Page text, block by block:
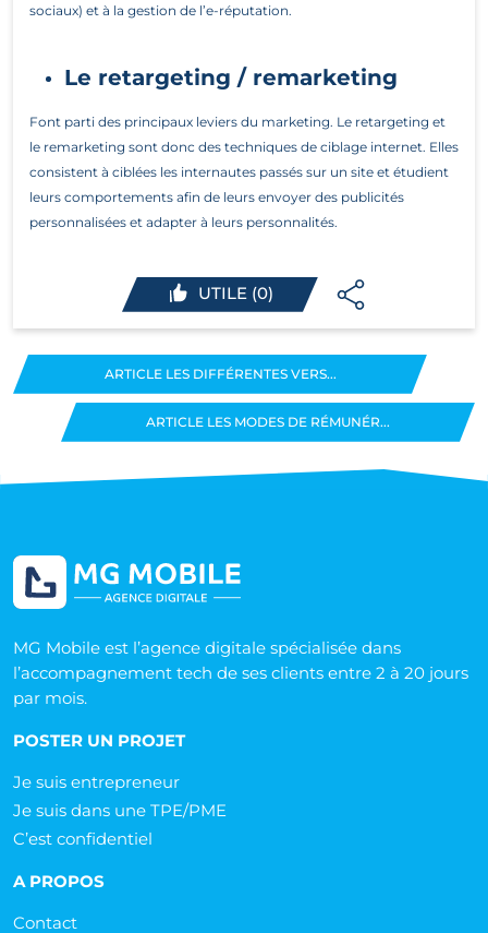
sociaux) et à la gestion de l’e-réputation.
Le retargeting / remarketing
Font parti des principaux leviers du marketing. Le retargeting et
le remarketing sont donc des techniques de ciblage internet. Elles
consistent à ciblées les internautes passés sur un site et étudient
leurs comportements afin de leurs envoyer des publicités
personnalisées et adapter à leurs personnalités.
UTILE (0)
ARTICLE LES DIFFÉRENTES VERS...
ARTICLE LES MODES DE RÉMUNÉR...
MG Mobile est l’agence digitale spécialisée dans
l’accompagnement tech de ses clients entre 2 à 20 jours
par mois.
POSTER UN PROJET
Je suis entrepreneur
Je suis dans une TPE/PME
C’est confidentiel
A PROPOS
Contact